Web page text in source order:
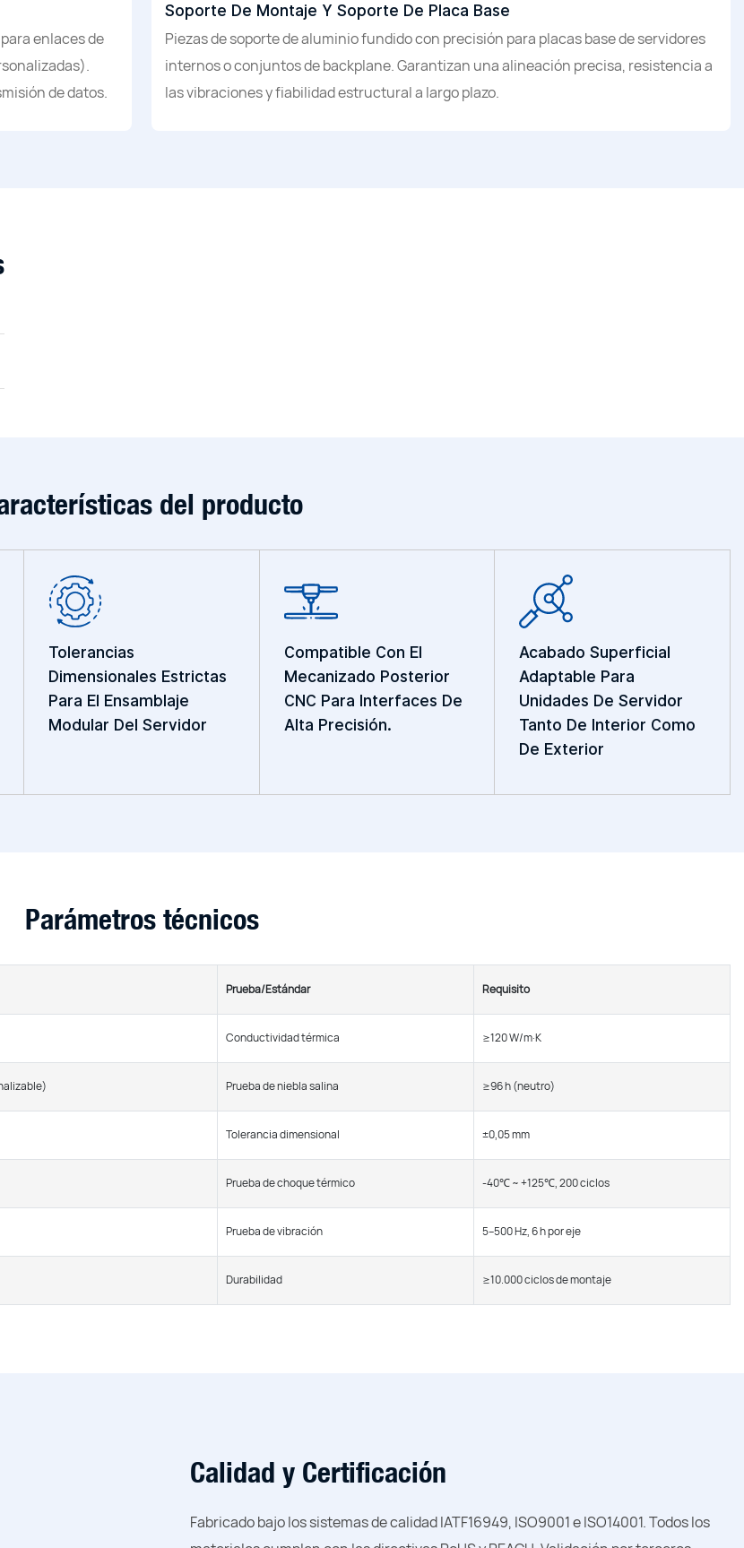
enlaces de
de datos.
Soporte De Montaje Y Soporte De Placa Base
Piezas de soporte de aluminio fundido con precisión para placas base de servidores
internos o conjuntos de backplane. Garantizan una alineación precisa, resistencia a
las vibraciones y fiabilidad estructural a largo plazo.
del producto
Tolerancias
Dimensionales Estrictas
Para El Ensamblaje
Modular Del Servidor
Compatible Con El
Mecanizado Posterior
CNC Para Interfaces De
Alta Precisión.
Acabado Superficial
Adaptable Para
Unidades De Servidor
Tanto De Interior Como
De Exterior
Parámetros técnicos
Prueba/Estándar Requisito
Conductividad térmica ≥120 W/m·K
Prueba de niebla salina ≥96 h (neutro)
Tolerancia dimensional ±0,05 mm
Prueba de choque térmico -40℃ ~ +125℃, 200 ciclos
Prueba de vibración 5–500 Hz, 6 h por eje
Durabilidad ≥10.000 ciclos de montaje
Calidad y Certificación
Fabricado bajo los sistemas de calidad IATF16949, ISO9001 e ISO14001. Todos los